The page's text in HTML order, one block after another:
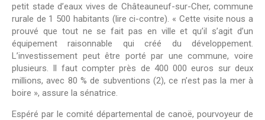
petit stade d’eaux vives de Châteauneuf-sur-Cher, commune
rurale de 1 500 habitants (lire ci-contre). « Cette visite nous a
prouvé que tout ne se fait pas en ville et qu’il s’agit d’un
équipement raisonnable qui créé du développement.
L’investissement peut être porté par une commune, voire
plusieurs. Il faut compter près de 400 000 euros sur deux
millions, avec 80 % de subventions (2), ce n’est pas la mer à
boire », assure la sénatrice.
Espéré par le comité départemental de canoë, pourvoyeur de